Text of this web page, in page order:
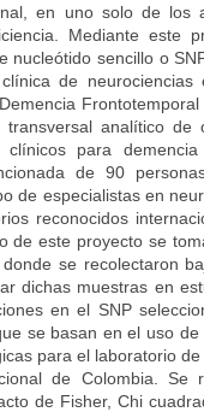
en uno solo de los
Mediante este
nucleótido sencillo o
de neurociencias
analítico de
para
de 90
de especialistas en
reconocidos
de este proyecto se
se recolectaron
dichas muestras en
en el SNP
se basan en el uso de
para el laboratorio
de Colombia. Se
de Fisher, Chi